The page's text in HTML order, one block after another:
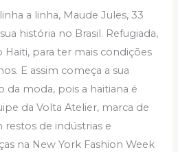
a linha, Maude Jules, 33
história no Brasil. Refugiada,
Haiti, para ter mais condições
E assim começa a sua
da moda, pois a haitiana é
da Volta Atelier, marca de
restos de indústrias e
na New York Fashion Week